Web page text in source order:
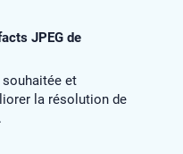
JPEG de
et
la résolution de